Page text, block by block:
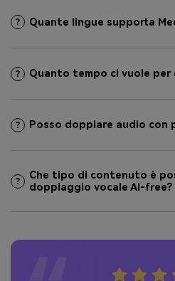
Quante lingue supporta
Quanto tempo ci vuole per
Posso doppiare audio con
Che tipo di contenuto è
doppiaggio vocale AI-free?